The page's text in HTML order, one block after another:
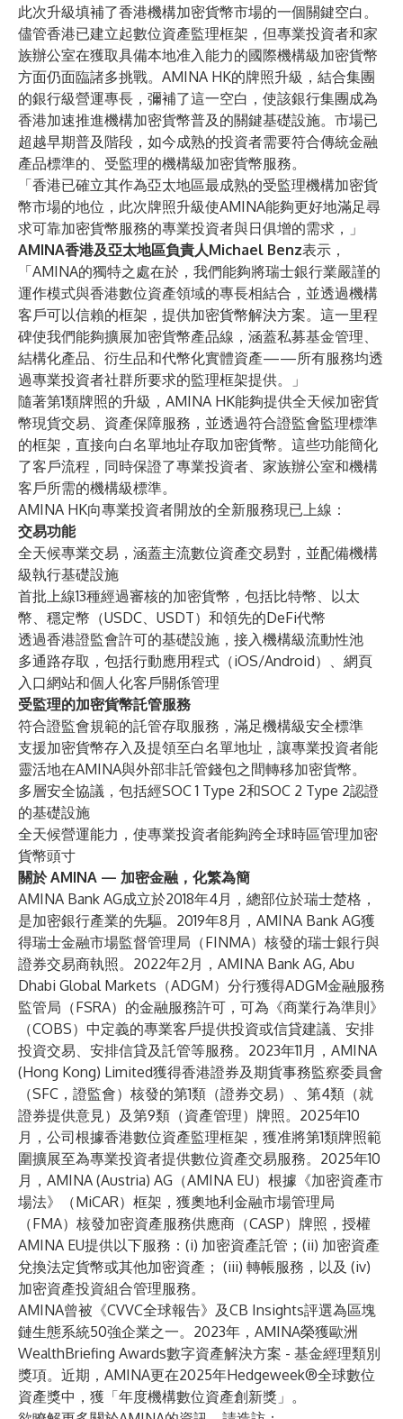
此次升級填補了香港機構加密貨幣市場的一個關鍵空白。
儘管香港已建立起數位資產監理框架，但專業投資者和家
族辦公室在獲取具備本地准入能力的國際機構級加密貨幣
方面仍面臨諸多挑戰。AMINA HK的牌照升級，結合集團
的銀行級營運專長，彌補了這一空白，使該銀行集團成為
香港加速推進機構加密貨幣普及的關鍵基礎設施。市場已
超越早期普及階段，如今成熟的投資者需要符合傳統金融
產品標準的、受監理的機構級加密貨幣服務。
「香港已確立其作為亞太地區最成熟的受監理機構加密貨
幣市場的地位，此次牌照升級使AMINA能夠更好地滿足尋
求可靠加密貨幣服務的專業投資者與日俱增的需求，」
AMINA香港及亞太地區負責人Michael Benz表示，
「AMINA的獨特之處在於，我們能夠將瑞士銀行業嚴謹的
運作模式與香港數位資產領域的專長相結合，並透過機構
客戶可以信賴的框架，提供加密貨幣解決方案。這一里程
碑使我們能夠擴展加密貨幣產品線，涵蓋私募基金管理、
結構化產品、衍生品和代幣化實體資產——所有服務均透
過專業投資者社群所要求的監理框架提供。」
隨著第1類牌照的升級，AMINA HK能夠提供全天候加密貨
幣現貨交易、資產保障服務，並透過符合證監會監理標準
的框架，直接向白名單地址存取加密貨幣。這些功能簡化
了客戶流程，同時保證了專業投資者、家族辦公室和機構
客戶所需的機構級標準。
AMINA HK向專業投資者開放的全新服務現已上線：
交易功能
全天候專業交易，涵蓋主流數位資產交易對，並配備機構
級執行基礎設施
首批上線13種經過審核的加密貨幣，包括比特幣、以太
幣、穩定幣（USDC、USDT）和領先的DeFi代幣
透過香港證監會許可的基礎設施，接入機構級流動性池
多通路存取，包括行動應用程式（iOS/Android）、網頁
入口網站和個人化客戶關係管理
受監理的加密貨​​幣託管服務
符合證監會規範的託管存取服務，滿足機構級安全標準
支援加密貨幣存入及提領至白名單地址，讓專業投資者能
靈活地在AMINA與外部非託管錢包之間轉移加密貨幣。
多層安全協議，包括經SOC 1 Type 2和SOC 2 Type 2認證
的基礎設施
全天候營運能力，使專業投資者能夠跨全球時區管理加密
貨幣頭寸
關於 AMINA — 加密金融，化繁為簡
AMINA Bank AG成立於2018年4月，總部位於瑞士楚格，
是加密銀行產業的先驅。2019年8月，AMINA Bank AG獲
得瑞士金融市場監督管理局（FINMA）核發的瑞士銀行與
證券交易商執照。2022年2月，AMINA Bank AG, Abu
Dhabi Global Markets（ADGM）分行獲得ADGM金融服務
監管局（FSRA）的金融服務許可，可為《商業行為準則》
（COBS）中定義的專業客戶提供投資或信貸建議、安排
投資交易、安排信貸及託管等服務。2023年11月，AMINA
(Hong Kong) Limited獲得香港證券及期貨事務監察委員會
（SFC，證監會）核發的第1類（證券交易）、第4類（就
證券提供意見）及第9類（資產管理）牌照。2025年10
月，公司根據香港數位資產監理框架，獲准將第1類牌照範
圍擴展至為專業投資者提供數位資產交易服務。2025年10
月，AMINA (Austria) AG（AMINA EU）根據《加密資產市
場法》（MiCAR）框架，獲奧地利金融市場管理局
（FMA）核發加密資產服務供應商（CASP）牌照，授權
AMINA EU提供以下服務：(i) 加密資產託管；(ii) 加密資產
兌換法定貨幣或其他加密資產； (iii) 轉帳服務，以及 (iv)
加密資產投資組合管理服務。
AMINA曾被《CVVC全球報告》及CB Insights評選為區塊
鏈生態系統50強企業之一。2023年，AMINA榮獲歐洲
WealthBriefing Awards數字資產解決方案 - 基金經理類別
獎項。近期，AMINA更在2025年Hedgeweek®全球數位
資產獎中，獲「年度機構數位資產創新獎」。